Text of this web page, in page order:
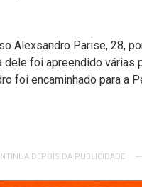
Alexsandro Parise, 28,
dele foi apreendido várias
foi encaminhado para a
DEPOIS DA PUBLICIDADE